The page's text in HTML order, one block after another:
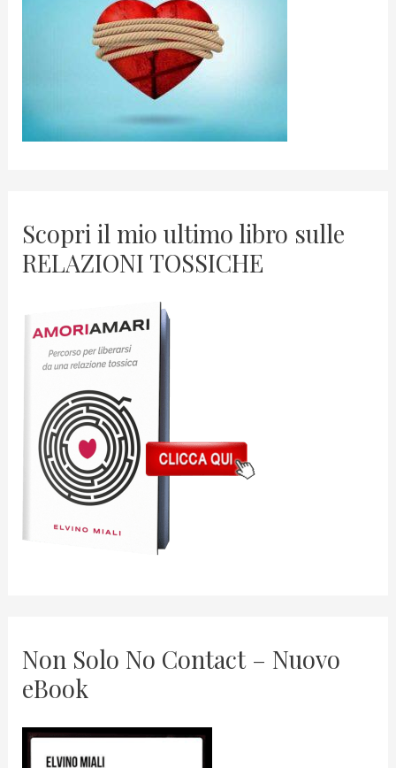
Scopri il mio ultimo libro sulle
RELAZIONI TOSSICHE
Non Solo No Contact – Nuovo
eBook